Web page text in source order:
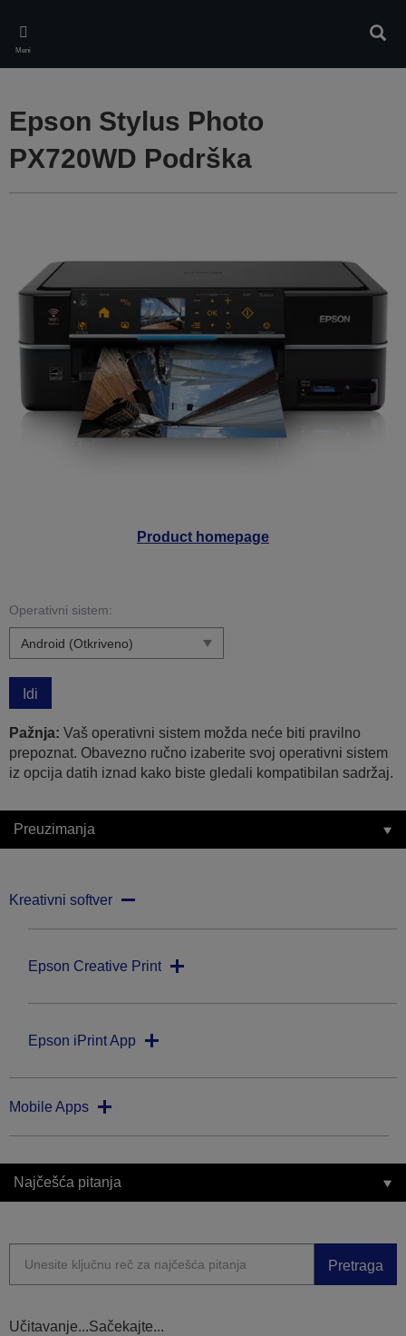
main
content
Meni
Product homepage
Epson Stylus Photo
PX720WD Podrška
Operativni sistem:
Idi
Pažnja: Vaš operativni sistem možda neće biti pravilno
prepoznat. Obavezno ručno izaberite svoj operativni sistem
iz opcija datih iznad kako biste gledali kompatibilan sadržaj.
Preuzimanja
Kreativni softver
Epson Creative Print
Epson iPrint App
Mobile Apps
Najčešća pitanja
Pretraga
Učitavanje...Sačekajte...